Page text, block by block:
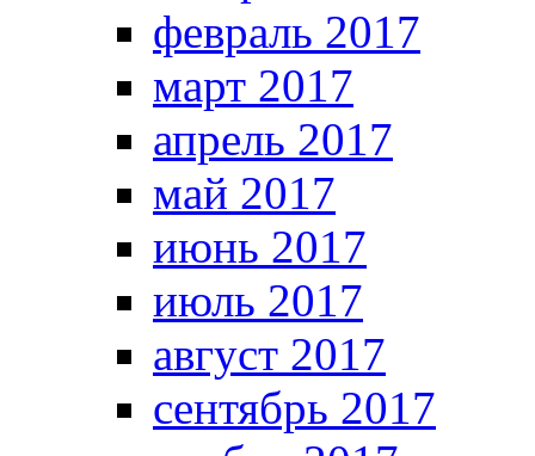
февраль 2017
март 2017
апрель 2017
май 2017
июнь 2017
июль 2017
август 2017
сентябрь 2017